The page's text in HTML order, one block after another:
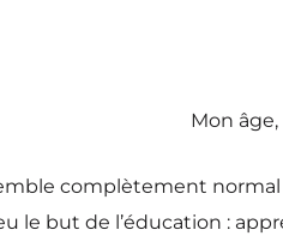
Mon
complètement normal
le but de l’éducation :